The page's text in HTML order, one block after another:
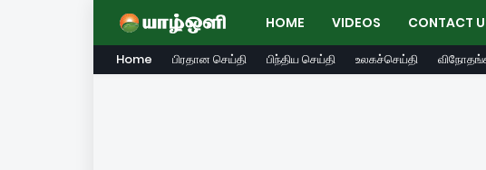
HOME VIDEOS CONTACT
Home பிரதான செய்தி பிந்திய செய்தி உலகச்செய்தி